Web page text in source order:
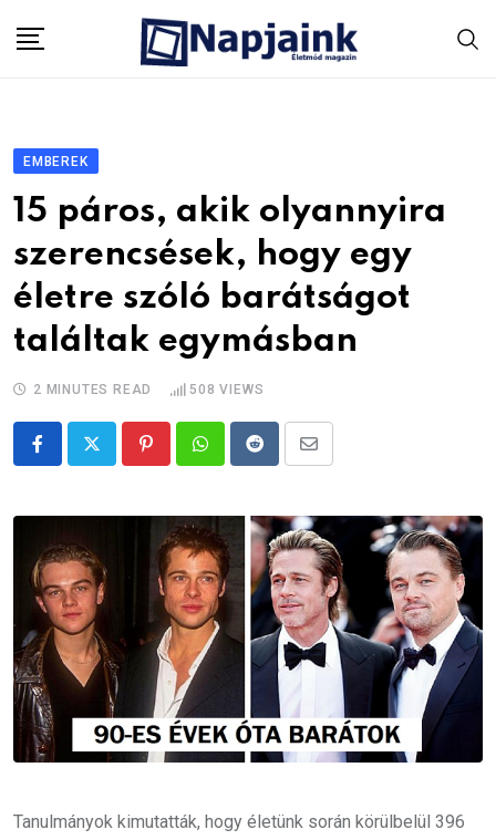
EMBEREK
15 páros, akik olyannyira
szerencsések, hogy egy
életre szóló barátságot
találtak egymásban
2 MINUTES READ 508 VIEWS
PinterestWhatsappRedditShare
Email
Tanulmányok kimutatták, hogy életünk során körülbelül 396